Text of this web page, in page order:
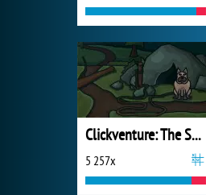
Clickventure: The Secret Beneath
5 257x